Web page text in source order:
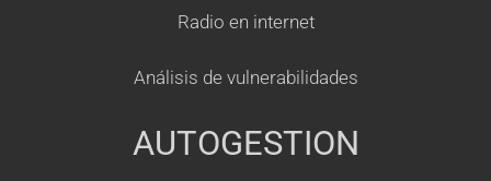
Radio en internet
Análisis de vulnerabilidades
AUTOGESTION